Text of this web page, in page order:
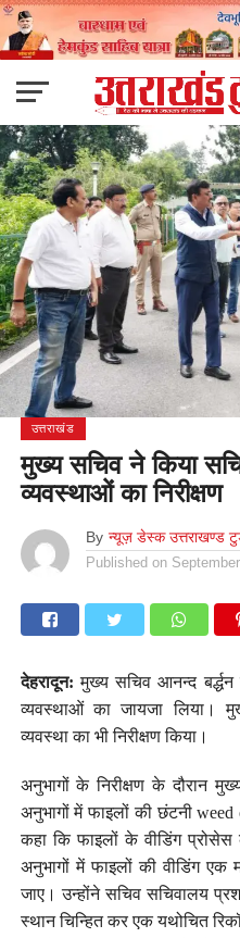
उत्तराखंड
मुख्य सचिव ने किया
व्यवस्थाओं का निरीक्षण
By न्यूज़ डेस्क उत्तराखण्ड
Published on
देहरादून: मुख्य सचिव आनन्द
व्यवस्थाओं का जायजा लिया।
व्यवस्था का भी निरीक्षण किया।
अनुभागों के निरीक्षण के दौरान
अनुभागों में फाइलों की छंटनी
कहा कि फाइलों के वीडिंग
अनुभागों में फाइलों की वीडिंग एक
जाए। उन्होंने सचिव सचिवालय
स्थान चिन्हित कर एक यथोचित